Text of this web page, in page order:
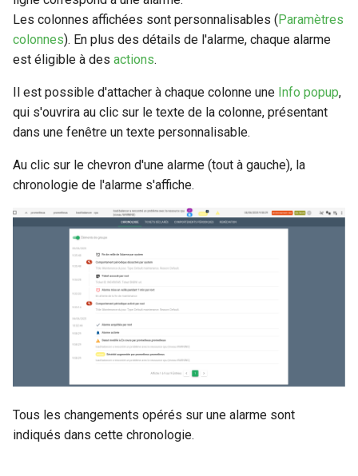
r
c
h
e
Gestion fixtures
webhook dans le webhook
suivant
Colonne de tri par défaut
Nom des colonnes
Paramètres des colonnes
Paramètres du diagramme
Fenêtre d'information pour
la colonne
Filtre sur Ouverte/Résolue
Corrélation
Utilisateurs
Les colonnes affichées sont personnalisables ( Paramètres
colonnes). En plus des détails de l'alarme, chaque alarme
est éligible à des actions.
Il est possible d'attacher à chaque colonne une Info popup,
qui s'ouvrira au clic sur le texte de la colonne, présentant
dans une fenêtre un texte personnalisable.
Au clic sur le chevron d'une alarme (tout à gauche), la
chronologie de l'alarme s'affiche.
Tous les changements opérés sur une alarme sont
indiqués dans cette chronologie.